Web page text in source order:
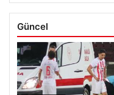
Güncel